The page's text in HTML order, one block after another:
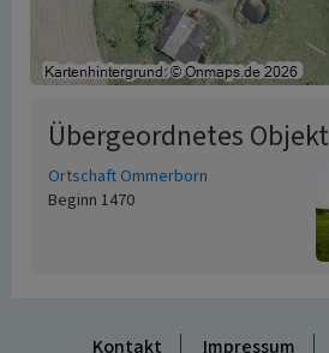
Übergeordnetes Objekt
Ortschaft Ommerborn
Beginn 1470
Kontakt Impressum